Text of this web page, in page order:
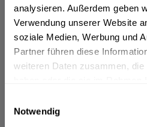
analysieren. Außerdem geben
Verwendung unserer Website
soziale Medien, Werbung und
Partner führen diese
weiteren Daten zusammen,
Notwendig
Schladerer
Zwetschgenwasser 0,7l
Inhalt0.7 Liter(26,41 € * / 1 Liter)
ab 18,49 € *